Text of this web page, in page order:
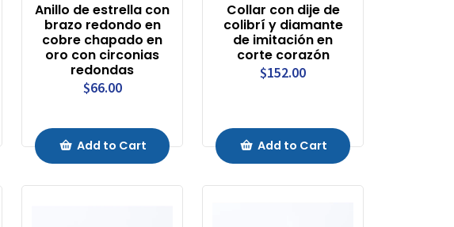
Anillo de estrella con
brazo redondo en
cobre chapado en
oro con circonias
redondas
$66.00
Add to Cart
Collar con dije de
colibrí y diamante
de imitación en
corte corazón
$152.00
Add to Cart